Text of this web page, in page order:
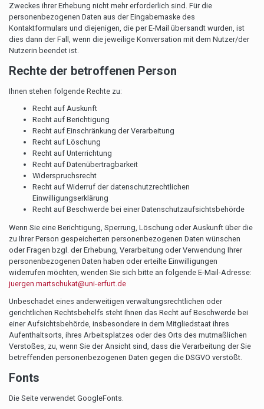
Zweckes ihrer Erhebung nicht mehr erforderlich sind. Für die
personenbezogenen Daten aus der Eingabemaske des
Kontaktformulars und diejenigen, die per E-Mail übersandt wurden, ist
dies dann der Fall, wenn die jeweilige Konversation mit dem Nutzer/der
Nutzerin beendet ist.
Rechte der betroffenen Person
Ihnen stehen folgende Rechte zu:
Recht auf Auskunft
Recht auf Berichtigung
Recht auf Einschränkung der Verarbeitung
Recht auf Löschung
Recht auf Unterrichtung
Recht auf Datenübertragbarkeit
Widerspruchsrecht
Recht auf Widerruf der datenschutzrechtlichen
Einwilligungserklärung
Recht auf Beschwerde bei einer Datenschutzaufsichtsbehörde
Wenn Sie eine Berichtigung, Sperrung, Löschung oder Auskunft über die
zu Ihrer Person gespeicherten personenbezogenen Daten wünschen
oder Fragen bzgl. der Erhebung, Verarbeitung oder Verwendung Ihrer
personenbezogenen Daten haben oder erteilte Einwilligungen
widerrufen möchten, wenden Sie sich bitte an folgende E-Mail-Adresse:
juergen.martschukat@uni-erfurt.de
Unbeschadet eines anderweitigen verwaltungsrechtlichen oder
gerichtlichen Rechtsbehelfs steht Ihnen das Recht auf Beschwerde bei
einer Aufsichtsbehörde, insbesondere in dem Mitgliedstaat ihres
Aufenthaltsorts, ihres Arbeitsplatzes oder des Orts des mutmaßlichen
Verstoßes, zu, wenn Sie der Ansicht sind, dass die Verarbeitung der Sie
betreffenden personenbezogenen Daten gegen die DSGVO verstößt.
Fonts
Die Seite verwendet GoogleFonts.